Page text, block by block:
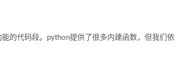
的代码段。python提供了很多内建函数，但我们依